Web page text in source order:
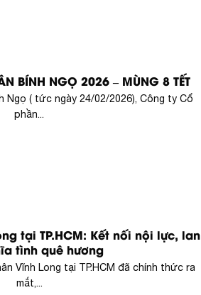
BÍNH NGỌ 2026 – MÙNG 8 TẾT
Ngọ ( tức ngày 24/02/2026), Công ty Cổ
phần...
tại TP.HCM: Kết nối nội lực, lan
tình quê hương
Vĩnh Long tại TP.HCM đã chính thức ra
mắt,...